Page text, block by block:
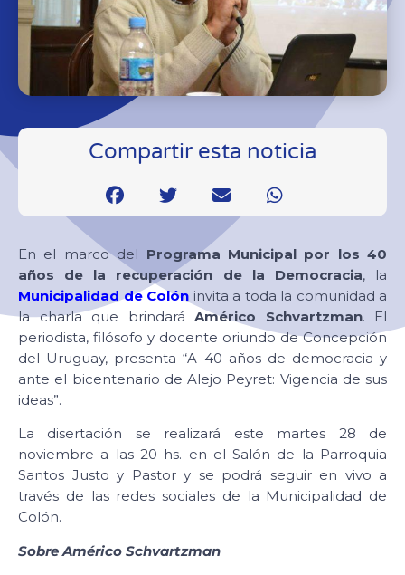
Compartir esta noticia
En el marco del Programa Municipal por los 40
años de la recuperación de la Democracia, la
Municipalidad de Colón invita a toda la comunidad a
la charla que brindará Américo Schvartzman. El
periodista, filósofo y docente oriundo de Concepción
del Uruguay, presenta “A 40 años de democracia y
ante el bicentenario de Alejo Peyret: Vigencia de sus
ideas”.
La disertación se realizará este martes 28 de
noviembre a las 20 hs. en el Salón de la Parroquia
Santos Justo y Pastor y se podrá seguir en vivo a
través de las redes sociales de la Municipalidad de
Colón.
Sobre Américo Schvartzman